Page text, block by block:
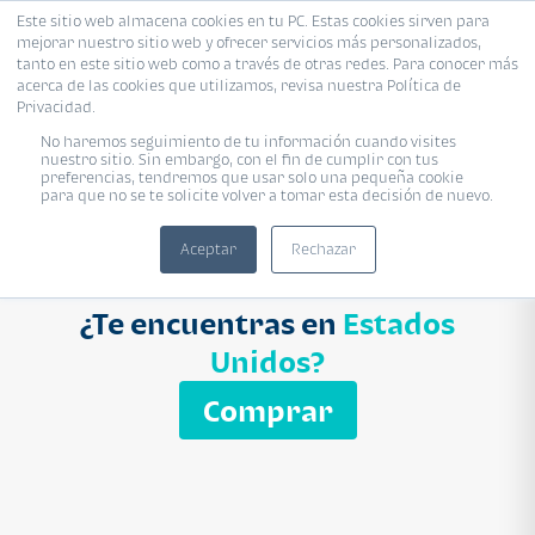
Este sitio web almacena cookies en tu PC. Estas cookies sirven para
mejorar nuestro sitio web y ofrecer servicios más personalizados,
tanto en este sitio web como a través de otras redes. Para conocer más
acerca de las cookies que utilizamos, revisa nuestra Política de
Privacidad.
No haremos seguimiento de tu información cuando visites
nuestro sitio. Sin embargo, con el fin de cumplir con tus
preferencias, tendremos que usar solo una pequeña cookie
para que no se te solicite volver a tomar esta decisión de nuevo.
Aceptar Rechazar
Proyecto Modelo Inmobiliaria
Ingresa el nombre del proyecto
Buscar
¿Te encuentras en Estados
Unidos?
Comprar